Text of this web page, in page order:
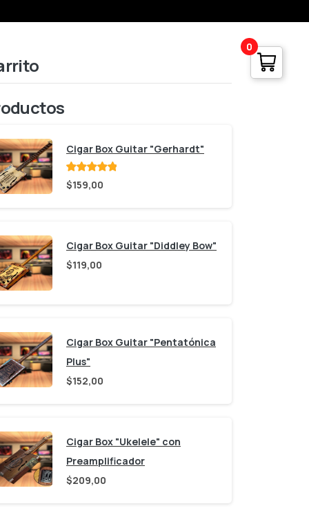
Cigar Box Guitar "Gerhardt"
Valorado
conde 5
$159,00
Cigar Box Guitar "Diddley Bow"
$119,00
Cigar Box Guitar "Pentatónica
Plus"
$152,00
Cigar Box "Ukelele" con
Preamplificador
$209,00
0